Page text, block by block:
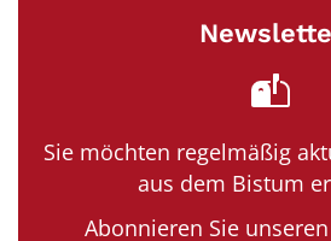
Sie möchten regelmäßig
aus dem Bistum
Abonnieren Sie